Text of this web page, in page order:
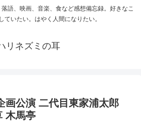
語、映画、音楽、食など感想備忘録。好きなこ
ていたい。はやく人間になりたい。
リネズミの耳
画公演 二代目東家浦太郎
木馬亭